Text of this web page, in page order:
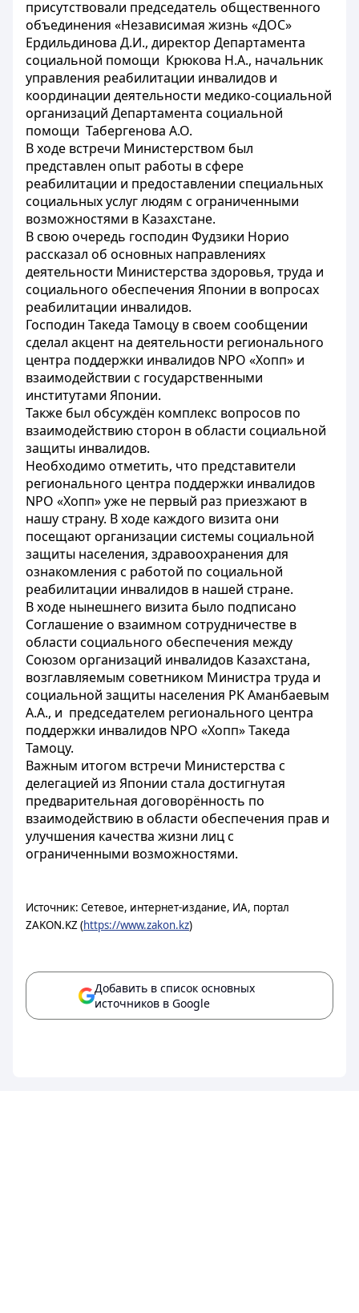
присутствовали председатель общественного
объединения «Независимая жизнь «ДОС»
Ердильдинова Д.И., директор Департамента
социальной помощи Крюкова Н.А., начальник
управления реабилитации инвалидов и
координации деятельности медико-социальной
организаций Департамента социальной
помощи Табергенова А.О.
В ходе встречи Министерством был
представлен опыт работы в сфере
реабилитации и предоставлении специальных
социальных услуг людям с ограниченными
возможностями в Казахстане.
В свою очередь господин Фудзики Норио
рассказал об основных направлениях
деятельности Министерства здоровья, труда и
социального обеспечения Японии в вопросах
реабилитации инвалидов.
Господин Такеда Тамоцу в своем сообщении
сделал акцент на деятельности регионального
центра поддержки инвалидов NPO «Хопп» и
взаимодействии с государственными
институтами Японии.
Также был обсуждён комплекс вопросов по
взаимодействию сторон в области социальной
защиты инвалидов.
Необходимо отметить, что представители
регионального центра поддержки инвалидов
NPO «Хопп» уже не первый раз приезжают в
нашу страну. В ходе каждого визита они
посещают организации системы социальной
защиты населения, здравоохранения для
ознакомления с работой по социальной
реабилитации инвалидов в нашей стране.
В ходе нынешнего визита было подписано
Соглашение о взаимном сотрудничестве в
области социального обеспечения между
Союзом организаций инвалидов Казахстана,
возглавляемым советником Министра труда и
социальной защиты населения РК Аманбаевым
А.А., и председателем регионального центра
поддержки инвалидов NPO «Хопп» Такеда
Тамоцу.
Важным итогом встречи Министерства с
делегацией из Японии стала достигнутая
предварительная договорённость по
взаимодействию в области обеспечения прав и
улучшения качества жизни лиц с
ограниченными возможностями.
Источник: Сетевое, интернет-издание, ИА, портал
ZAKON.KZ (https://www.zakon.kz)
Добавить в список основных
источников в Google